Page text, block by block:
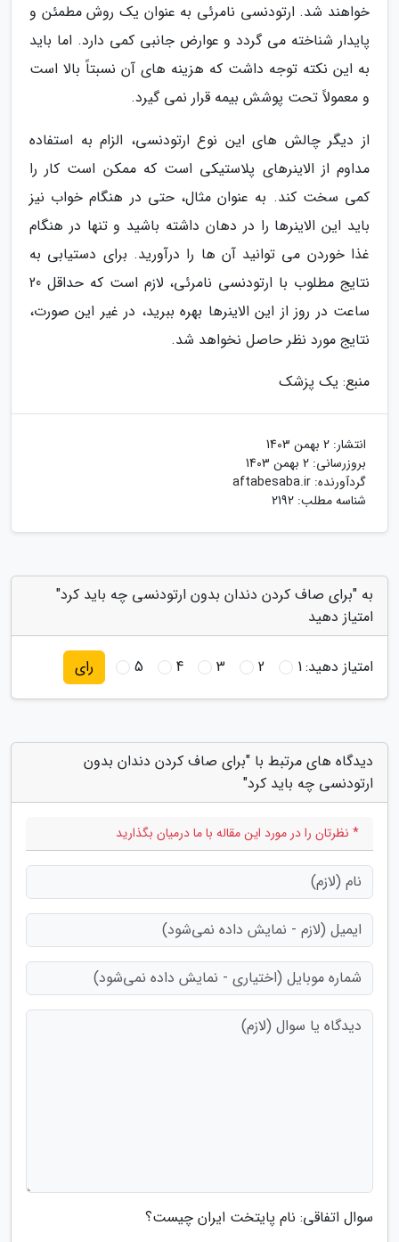
خواهند شد. ارتودنسی نامرئی به عنوان یک روش مطمئن و
پایدار شناخته می گردد و عوارض جانبی کمی دارد. اما باید
به این نکته توجه داشت که هزینه های آن نسبتاً بالا است
و معمولاً تحت پوشش بیمه قرار نمی گیرد.
از دیگر چالش های این نوع ارتودنسی، الزام به استفاده
مداوم از الاینرهای پلاستیکی است که ممکن است کار را
کمی سخت کند. به عنوان مثال، حتی در هنگام خواب نیز
باید این الاینرها را در دهان داشته باشید و تنها در هنگام
غذا خوردن می توانید آن ها را درآورید. برای دستیابی به
نتایج مطلوب با ارتودنسی نامرئی، لازم است که حداقل 20
ساعت در روز از این الاینرها بهره ببرید، در غیر این صورت،
نتایج مورد نظر حاصل نخواهد شد.
منبع: یک پزشک
انتشار: 2 بهمن 1403
بروزرسانی: 2 بهمن 1403
گردآورنده: aftabesaba.ir
شناسه مطلب: 2192
به "برای صاف کردن دندان بدون ارتودنسی چه باید کرد"
امتیاز دهید
امتیاز دهید:1
2
3
4
5 رای
دیدگاه های مرتبط با "برای صاف کردن دندان بدون
ارتودنسی چه باید کرد"
* نظرتان را در مورد این مقاله با ما درمیان بگذارید
سوال اتفاقی: نام پایتخت ایران چیست؟